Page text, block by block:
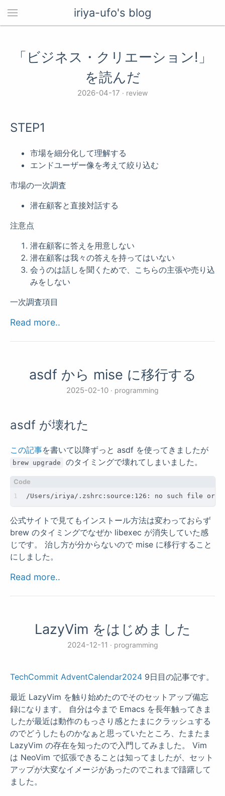
iriya-ufo's blog
「ビジネス・クリエーション!」
を読んだ
2026-04-17 review
STEP1
市場を細分化して理解する
エンドユーザー像を考えて絞り込む
市場の一次調査
潜在顧客と直接対話する
注意点
潜在顧客に答えを用意しない
潜在顧客は我々の答えを持ってはいない
会うのは話しを聞くためで、こちらの主張や売り込
みをしない
一次調査項目
Read more..
asdf から mise に移行する
2025-02-10 programming
asdf が壊れた
この記事を書いて以降ずっと asdf を使ってきましたが
brew upgrade のタイミングで壊れてしまいました。
公式サイトで見てもインストール方法は変わっておらず
brew のタイミングでなぜか libexec が消失していた感
じです。 治し方が分からないので mise に移行すること
にしました。
Read more..
LazyVim をはじめました
2024-12-11 programming
TechCommit AdventCalendar2024 9日目の記事です。
最近 LazyVim を触り始めたのでそのセットアップ備忘
録になります。 自分は今まで Emacs を長年触ってきま
したが最近は動作のもっさり感とたまにクラッシュする
のでどうしたものかなぁと思っていたところ、たまたま
LazyVim の存在を知ったので入門してみました。 Vim
は NeoVim で拡張できることは知ってましたが、セット
アップが大変なイメージがあったのでこれまで躊躇して
ました。